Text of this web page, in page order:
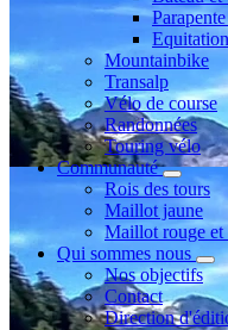
Equitation
Mountainbike
Transalp
Vélo de course
Randonnées
Touring vélo
Communauté
Rois des tours
Maillot jaune
Maillot rouge et
Qui sommes nous
Nos objectifs
Contact
Direction